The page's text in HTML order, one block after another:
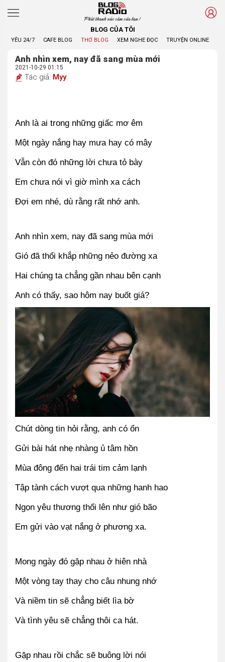
Phát thanh xúc cảm của bạn !
BLOG CỦA TÔI
YÊU 24/7 CAFE BLOG THƠ BLOG XEM NGHE ĐỌC TRUYỆN ONLINE
Anh nhìn xem, nay đã sang mùa mới
2021-10-29 01:15
Tác giả: Myy
Anh là ai trong những giấc mơ êm
Một ngày nắng hay mưa hay có mây
Vẫn còn đó những lời chưa tỏ bày
Em chưa nói vì giờ mình xa cách
Đợi em nhé, dù rằng rất nhớ anh.
Anh nhìn xem, nay đã sang mùa mới
Gió đã thổi khắp những nẻo đường xa
Hai chúng ta chẳng gần nhau bên cạnh
Anh có thấy, sao hôm nay buốt giá?
Chút dòng tin hỏi rằng, anh có ổn
Gửi bài hát nhẹ nhàng ủ tâm hồn
Mùa đông đến hai trái tim cảm lạnh
Tập tành cách vượt qua những hanh hao
Ngọn yêu thương thổi lên như gió bão
Em gửi vào vạt nắng ở phương xa.
Mong ngày đó gặp nhau ở hiên nhà
Một vòng tay thay cho câu nhung nhớ
Và niềm tin sẽ chẳng biết lìa bờ
Và tình yêu sẽ chẳng thôi ca hát.
Gặp nhau rồi chắc sẽ buông lời nói